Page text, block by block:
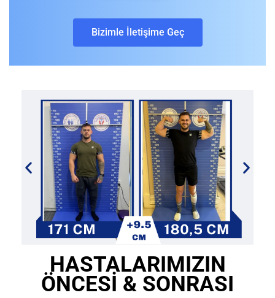
Bizimle İletişime Geç
HASTALARIMIZIN
ÖNCESİ & SONRASI